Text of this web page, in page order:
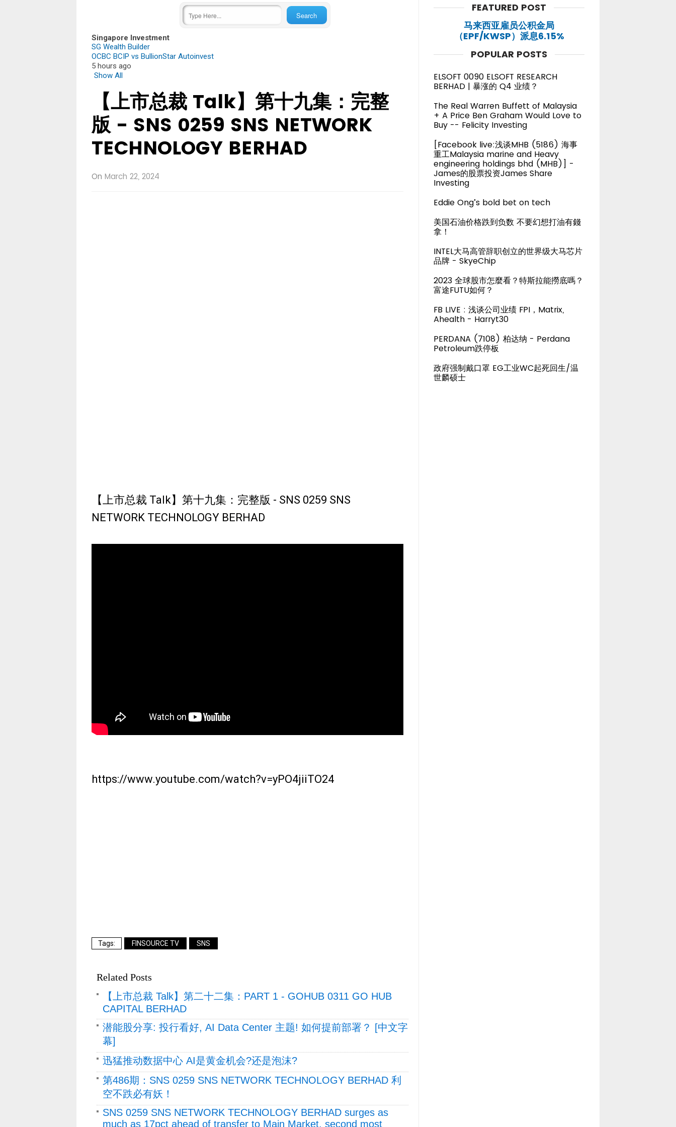
Singapore Investment
SG Wealth Builder
OCBC BCIP vs BullionStar Autoinvest
5 hours ago
Show All
【上市总裁 Talk】第十九集：完整
版 - SNS 0259 SNS NETWORK
TECHNOLOGY BERHAD
On March 22, 2024
【上市总裁 Talk】第十九集：完整版 - SNS 0259 SNS
NETWORK TECHNOLOGY BERHAD
https://www.youtube.com/watch?v=yPO4jiiTO24
FINSOURCE TV SNS
Related Posts
【上市总裁 Talk】第二十二集：PART 1 - GOHUB 0311 GO HUB
CAPITAL BERHAD
潜能股分享: 投行看好, AI Data Center 主题! 如何提前部署？ [中文字
幕]
迅猛推动数据中心 AI是黄金机会?还是泡沫?
第486期：SNS 0259 SNS NETWORK TECHNOLOGY BERHAD 利
空不跌必有妖！
SNS 0259 SNS NETWORK TECHNOLOGY BERHAD surges as
much as 17pct ahead of transfer to Main Market, second most
FEATURED POST
马来西亚雇员公积金局
（EPF/KWSP）派息6.15%
POPULAR POSTS
ELSOFT 0090 ELSOFT RESEARCH
BERHAD | 暴涨的 Q4 业绩？
The Real Warren Buffett of Malaysia
+ A Price Ben Graham Would Love to
Buy -- Felicity Investing
[Facebook live:浅谈MHB (5186) 海事
重工Malaysia marine and Heavy
engineering holdings bhd (MHB)] -
James的股票投资James Share
Investing
Eddie Ong’s bold bet on tech
美国石油价格跌到负数 不要幻想打油有錢
拿！
INTEL大马高管辞职创立的世界级大马芯片
品牌 - SkyeChip
2023 全球股市怎麼看？特斯拉能撈底嗎？
富途FUTU如何？
FB LIVE : 浅谈公司业绩 FPI，Matrix,
Ahealth - Harryt30
PERDANA (7108) 柏达纳 - Perdana
Petroleum跌停板
政府强制戴口罩 EG工业WC起死回生/温
世麟硕士